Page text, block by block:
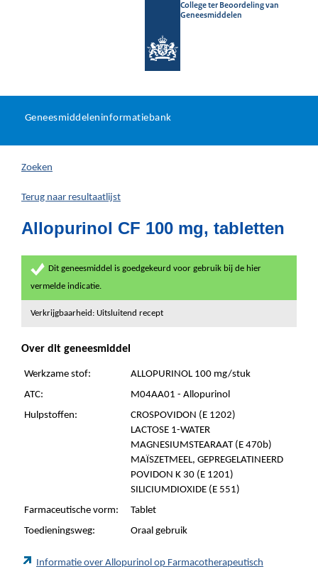
College ter Beoordeling van
Geneesmiddelen
U
hier:
Geneesmiddeleninformatiebank
Zoeken
Terug naar resultaatlijst
Allopurinol CF 100 mg, tabletten
Dit geneesmiddel is goedgekeurd voor gebruik bij de hier
vermelde indicatie.
Verkrijgbaarheid: Uitsluitend recept
Over dit geneesmiddel
Werkzame stof:
ALLOPURINOL 100 mg/stuk
ATC:
M04AA01 - Allopurinol
Hulpstoffen:
CROSPOVIDON (E 1202)
LACTOSE 1-WATER
MAGNESIUMSTEARAAT (E 470b)
MAÏSZETMEEL, GEPREGELATINEERD
POVIDON K 30 (E 1201)
SILICIUMDIOXIDE (E 551)
Farmaceutische vorm:
Tablet
Toedieningsweg:
Oraal gebruik
Informatie over Allopurinol op Farmacotherapeutisch